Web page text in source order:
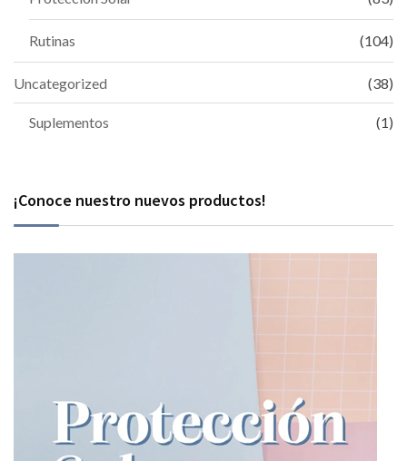
Rutinas (104)
Uncategorized (38)
Suplementos (1)
¡Conoce nuestro nuevos productos!